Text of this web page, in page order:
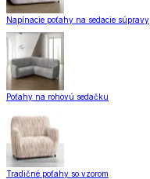
Napínacie poťahy na sedacie súpravy
Poťahy na rohovú sedačku
Tradičné poťahy so vzorom